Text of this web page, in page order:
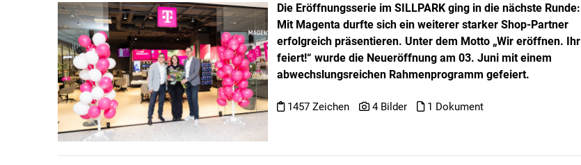
Die Eröffnungsserie im SILLPARK ging in die nächste Runde:
Mit Magenta durfte sich ein weiterer starker Shop-Partner
erfolgreich präsentieren. Unter dem Motto „Wir eröffnen. Ihr
feiert!“ wurde die Neueröffnung am 03. Juni mit einem
abwechslungsreichen Rahmenprogramm gefeiert.
1457 Zeichen 4 Bilder 1 Dokument